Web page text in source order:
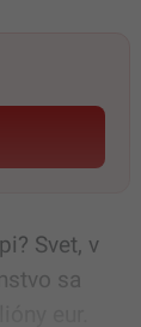
Svet, v
sa